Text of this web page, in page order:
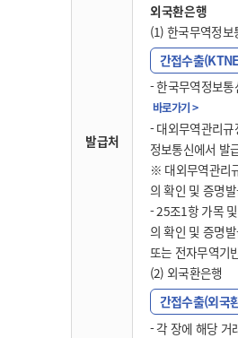
발급처
외국환은행
(1) 한국무역정보
간접수출
- 한국무역정보
바로가기 >
- 대외무역관리
정보통신에서 발
※ 대외무역관리
의 확인 및 증명
- 25조1항 가목
의 확인 및 증명
또는 전자무역기
(2) 외국환은행
간접수출(외국
- 각 장에 해당 거